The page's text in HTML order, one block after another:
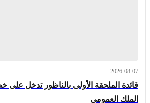
2026-08-07
قائدة الملحقة الأولى بالناظور تدخل على
الملك العمومي